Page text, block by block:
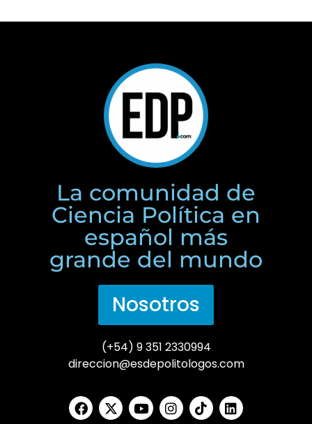
La comunidad de
Ciencia Política en
español más
grande del mundo
Nosotros
(+54) 9 351 2330994
direccion@esdepolitologos.com